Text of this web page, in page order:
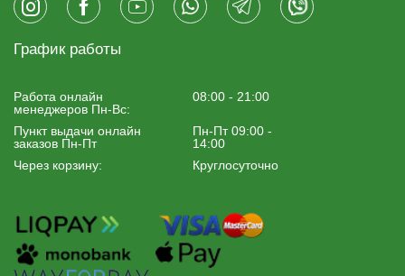
Изделия для ванной для людей с инвалидностью
большие нагрузки. Чаще для их изготовления
используют пластик и анодированный алюминий, эти
материалы не боятся коррозии и прослужат не один
год.
График работы
Работа онлайн
менеджеров Пн-Вс:
08:00 - 21:00
Пункт выдачи онлайн
заказов Пн-Пт
Пн-Пт 09:00 -
14:00
Через корзину:
Круглосуточно